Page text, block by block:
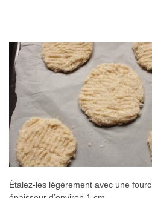
Étalez-les légèrement avec une